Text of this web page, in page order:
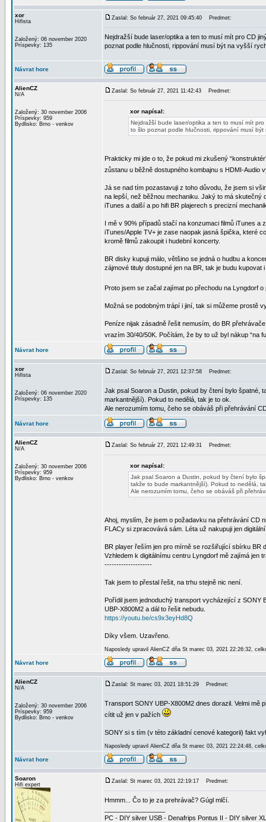
xor
Hifista
Založený: 06 november 2020
Príspevky: 135
Zaslal: So február 27, 2021 09:45:40 Predmet:
Nejdražší bude laser/optika a ten to musí mít pro CD
poznat podle hlučnosti, rippování musí být na vyšší
Návrat hore
AlienCZ
N/A
Založený: 30 november 2006
Príspevky: 959
Bydlisko: Brno - venkov
Zaslal: So február 27, 2021 11:42:43 Predmet:
xor napísal:
Nejdražší bude laser/optika a ten to musí mít
to šlo poznat podle hlučnosti, rippování musí být
Prakticky mi jde o to, že pokud mi zkušený
zůstanu u běžně dostupného kombajnu s HDMI-Audio
Já se nad tím pozastavuji z toho důvodu, že jsem si
na lepší, než běžnou mechaniku. Jaký to má
iTunes a další a po hifi BR plajerech s precizní
I mě v 90% případů stačí na konzumaci filmů iTunes
iTunes/Apple TV+ je zase naopak jasná špička, které
kromě filmů zakoupit i hudební koncerty.
BR disky kupuji málo, většino se jedná o hudbu a
zájmové tituly dostupné jen na BR, tak je budu kupovat i
Proto jsem se začal zajímat po přechodu na Lyngdorf
Možná se podobným trápí i jiní, tak si můžeme prostě
Peníze nijak zásadně řešit nemusím, do BR
vrazím 30/40/50K. Počítám, že by to už byl nákup “na
Návrat hore
xor
Hifista
Založený: 06 november 2020
Príspevky: 135
Zaslal: So február 27, 2021 12:37:58 Predmet:
Jak psal Soaron a Dustin, pokud by čtení bylo špatné,
markantnější). Pokud to nedělá, tak je to ok.
Ale nerozumím tomu, čeho se obáváš při přehrávání
Návrat hore
AlienCZ
N/A
Založený: 30 november 2006
Príspevky: 959
Bydlisko: Brno - venkov
Zaslal: So február 27, 2021 12:49:31 Predmet:
xor napísal:
Jak psal Soaron a Dustin, pokud by čtení bylo
takže to bude markantnější). Pokud to nedělá,
Ale nerozumím tomu, čeho se obáváš při
Ahoj, myslím, že jsem o požadavku na přehrávání CD
FLACy si zpracovává sám. Léta už nakupuji jen
BR player řeším jen pro mírně se rozšiřující sbírku BR
Vzhledem k digitálnímu centru Lyngdorf mě zajímá jen
--------------------
Tak jsem to přestal řešit, na trhu stejně nic není.
Pořídil jsem jednoduchý transport vycházející z SONY
UBP-X800M2 a dál to řešit nebudu.
https://youtu.be/cs9x3eyHd8Q
Díky všem. Uzavřeno.
Naposledy upravil AlienCZ dňa St marec 03, 2021 22:26:32,
Návrat hore
AlienCZ
N/A
Založený: 30 november 2006
Príspevky: 959
Bydlisko: Brno - venkov
Zaslal: St marec 03, 2021 18:51:29 Predmet:
Transport SONY UBP-X800M2 dnes dorazil. Velmi
cítit už jen v pažích
SONY si s tím (v této základní cenové kategorii) fakt
Naposledy upravil AlienCZ dňa St marec 03, 2021 22:24:48,
Návrat hore
Soaron
Hifi expert
Zaslal: St marec 03, 2021 22:19:17 Predmet:
Hmmm... Čo to je za prehrávač? Gúgl mlčí.
PC - DIY silver USB - Denafrips Pontus II - DIY silver